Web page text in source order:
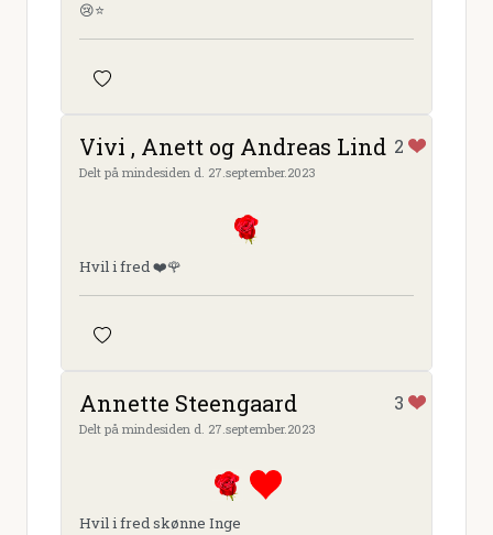
😢⭐️
Vivi , Anett og Andreas Lind 2
Delt på mindesiden d. 27.september.2023
Hvil i fred ❤️🌹
Annette Steengaard 3
Delt på mindesiden d. 27.september.2023
Hvil i fred skønne Inge